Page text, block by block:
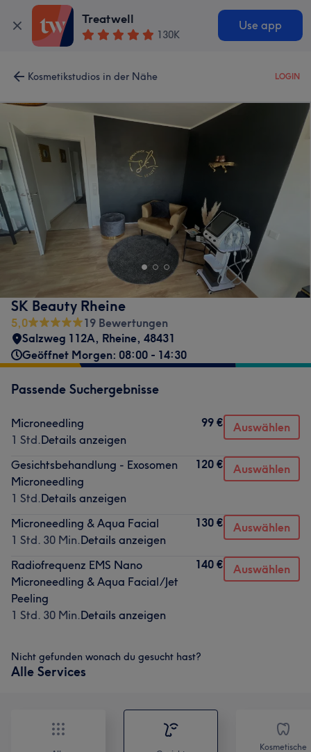
Treatwell
130K
Use app
Kosmetikstudios in der Nähe LOGIN
SK Beauty Rheine
5,0
19 Bewertungen
Salzweg 112A, Rheine, 48431
Geöffnet Morgen: 08:00 - 14:30
Passende Suchergebnisse
Microneedling
1 Std.Details anzeigen
99 € Auswählen
Gesichtsbehandlung - Exosomen
Microneedling
1 Std.Details anzeigen
120 € Auswählen
Microneedling & Aqua Facial
1 Std. 30 Min.Details anzeigen
130 € Auswählen
Radiofrequenz EMS Nano
Microneedling & Aqua Facial/Jet
Peeling
1 Std. 30 Min.Details anzeigen
140 € Auswählen
Nicht gefunden wonach du gesucht hast?
Alle Services
Kosmetische